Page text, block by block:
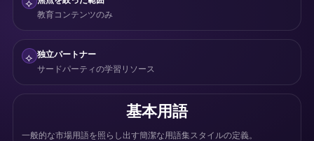
⟡
教育コンテンツのみ
⟡ 独立パートナー
サードパーティの学習リソース
基本用語
一般的な市場用語を照らし出す簡潔な用語集スタイルの定義。